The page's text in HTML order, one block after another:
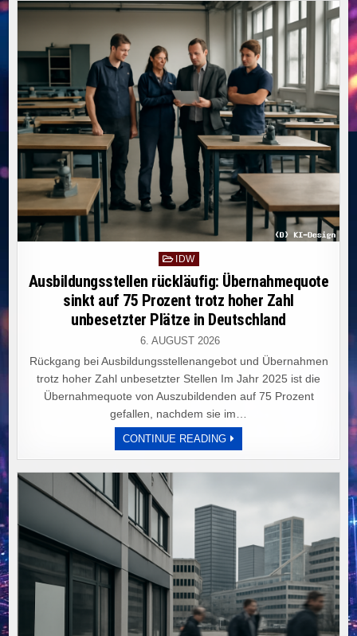
INNOVATIONEN:
UNTERSTÜTZUNG
FÜR
UMWELTFREUNDLICHE
TECHNOLOGIEN
TRIFFT
UNTERSCHIEDLICHEN
INNOVATIONSBEDARF.
Posted
in
IDW
Ausbildungsstellen rückläufig: Übernahmequote
sinkt auf 75 Prozent trotz hoher Zahl
unbesetzter Plätze in Deutschland
6. AUGUST 2026
Rückgang bei Ausbildungsstellenangebot und Übernahmen
trotz hoher Zahl unbesetzter Stellen Im Jahr 2025 ist die
Übernahmequote von Auszubildenden auf 75 Prozent
gefallen, nachdem sie im…
CONTINUE READINGAUSBILDUNGSSTELLEN
RÜCKLÄUFIG:
ÜBERNAHMEQUOTE
TROTZ
HOHER
ZAHL
UNBESETZTER
PLÄTZE
DEUTSCHLAND